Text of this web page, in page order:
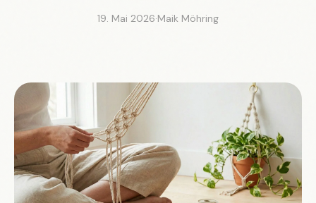
19. Mai 2026·Maik Möhring